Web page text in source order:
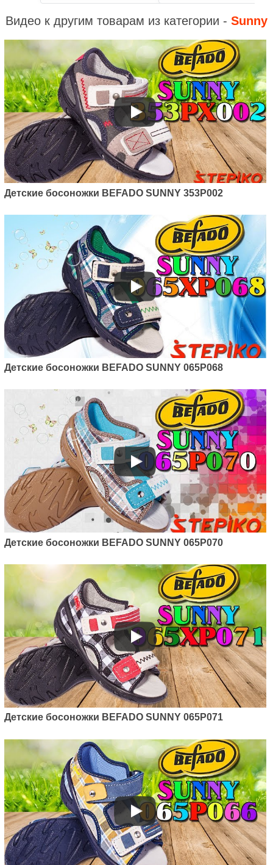
Видео к другим товарам из категории - Sunny
Детские босоножки BEFADO SUNNY 353P002
Детские босоножки BEFADO SUNNY 065P068
Детские босоножки BEFADO SUNNY 065P070
Детские босоножки BEFADO SUNNY 065P071